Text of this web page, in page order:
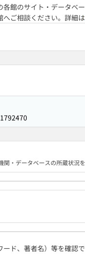
館のサイト・データベ
ご相談ください。詳細は
・データベースの所蔵状況を
ド、著者名）等を確認で